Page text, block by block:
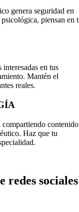
genera seguridad en
piensan en
en tus
Mantén el
reales.
contenido
Haz que tu
redes sociales